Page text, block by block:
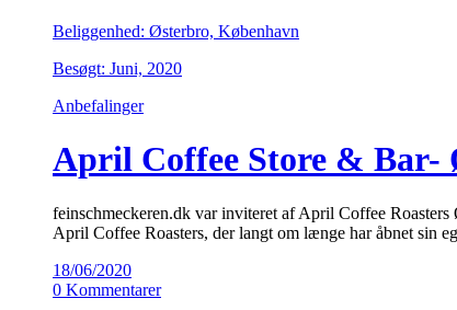
Beliggenhed: Østerbro, København
Besøgt: Juni, 2020
Anbefalinger
April Coffee Store & Bar-
feinschmeckeren.dk var inviteret af April Coffee
April Coffee Roasters, der langt om længe har åbnet sin
18/06/2020
0 Kommentarer